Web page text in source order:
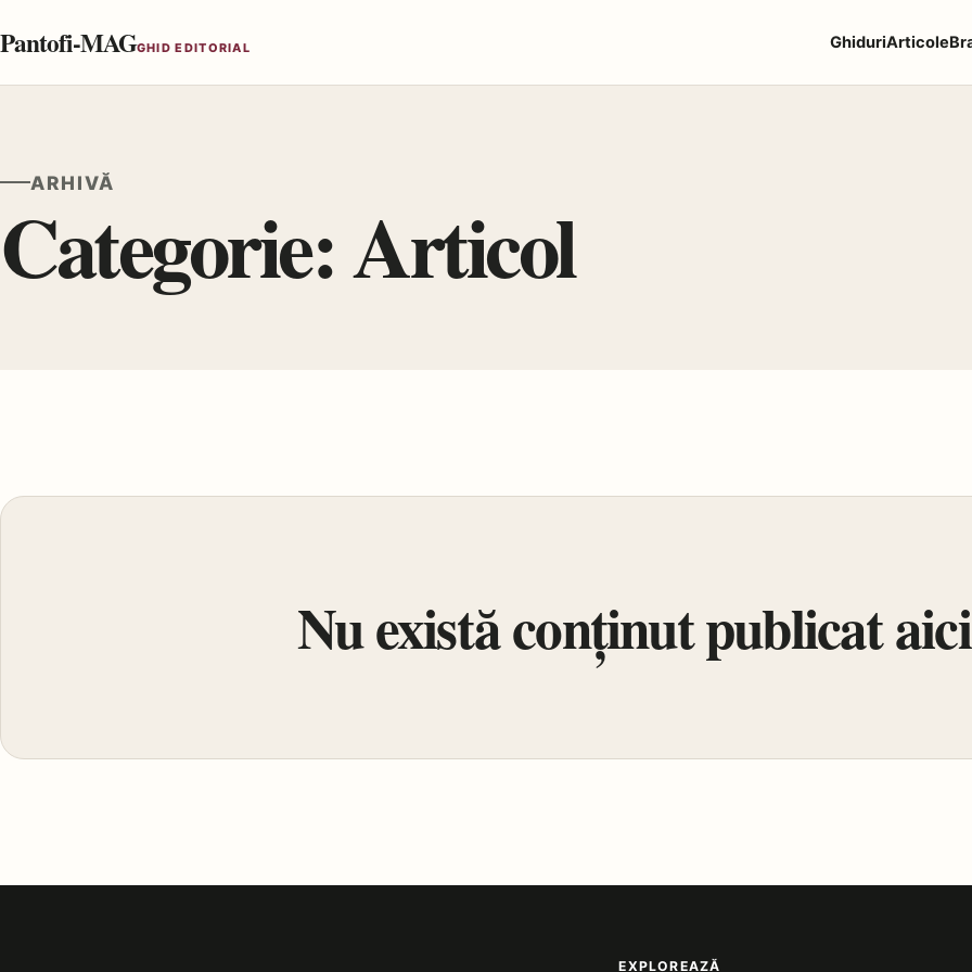
Pantofi-MAGGHID EDITORIAL GhiduriArticole
ARHIVĂ
Categorie:Articol
Nu există conținut publicat
EXPLOREAZĂ